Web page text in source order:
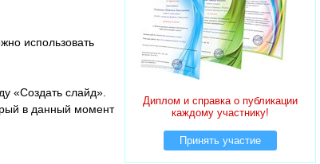
использовать
«Создать слайд».
в данный момент
Диплом и справка о публикации
каждому участнику!
Принять участие